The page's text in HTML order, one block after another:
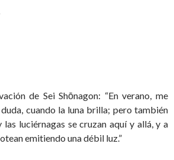
de Sei Shōnagon: “En verano, me
cuando la luna brilla; pero también
las luciérnagas se cruzan aquí y allá, y a
emitiendo una débil luz.”